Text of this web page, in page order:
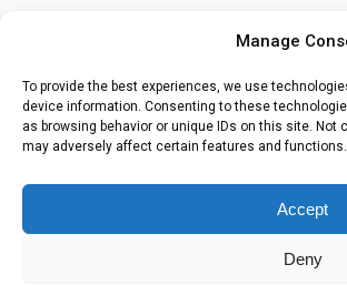
Manage
To provide the best experiences, we use
device information. Consenting to these
as browsing behavior or unique IDs on this site.
may adversely affect certain features and functions.
Accept
Deny